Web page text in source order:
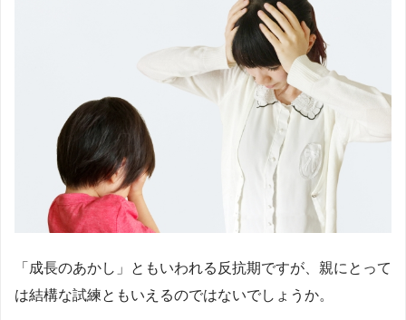
「成長のあかし」ともいわれる反抗期ですが、親にとって
は結構な試練ともいえるのではないでしょうか。